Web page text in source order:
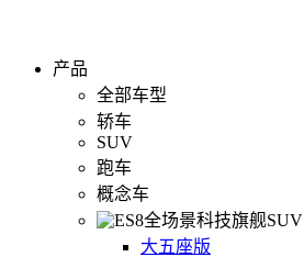
产品
全部车型
轿车
SUV
跑车
概念车
全场景科技旗舰SUV
大五座版